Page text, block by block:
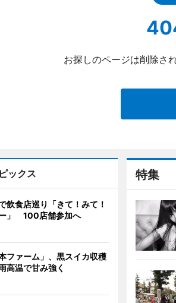
お探しのページは削除さ
特集
ックス
飲食店巡り「きて！みて！
」 100店舗参加へ
ファーム」、黒スイカ収穫
温で甘み強く